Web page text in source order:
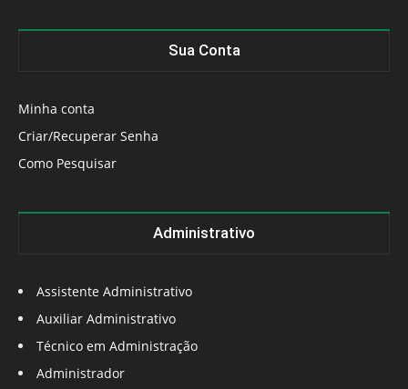
Sua Conta
Minha conta
Criar/Recuperar Senha
Como Pesquisar
Administrativo
Assistente Administrativo
Auxiliar Administrativo
Técnico em Administração
Administrador